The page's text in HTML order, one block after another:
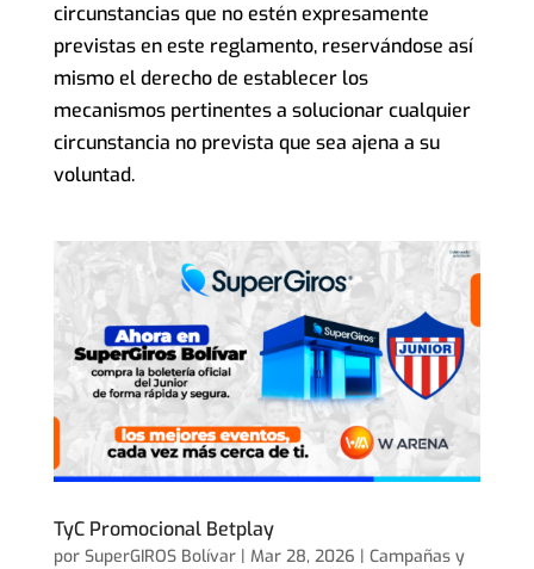
circunstancias que no estén expresamente
previstas en este reglamento, reservándose así
mismo el derecho de establecer los
mecanismos pertinentes a solucionar cualquier
circunstancia no prevista que sea ajena a su
voluntad.
TyC Promocional Betplay
por SuperGIROS Bolívar| Mar 28, 2026 | Campañas y